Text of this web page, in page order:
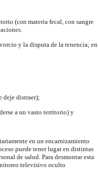
(con materia fecal, con sangre
y la disputa de la tenencia; en
deje distraer);
a un vasto territorio) y
en un encarnizamiento
puede tener lugar en distintas
de salud. Para desmontar esta
televisivo oculto